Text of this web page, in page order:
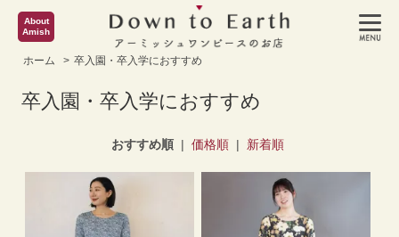
About
Amish
ホーム > 卒入園・卒入学におすすめ
卒入園・卒入学におすすめ
おすすめ順| 価格順| 新着順